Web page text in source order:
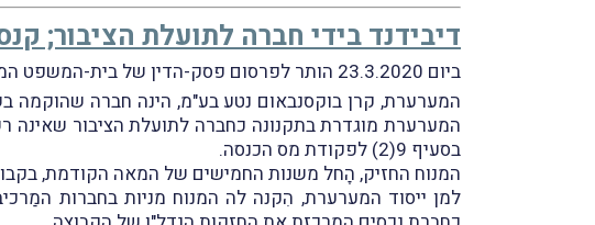
דיבידנד בידי חברה לתועלת הציבור;
ביום 23.3.2020 הותר לפרסום פסק-הדין של בית-המשפט המחוזי בירושלים בעניין
המערערת, קרן בוקסנבאום נטע בע"מ, הינה חברה שהוקמה בשנת 1971 על-ידי המנוח יוסף
המערערת מוגדרת בתקנונה כחברה לתועלת הציבור שאינה
בסעיף 9(2) לפקודת מס הכנסה.
המנוח החזיק, הָחל משנות החמישים של המאה הקודמת,
למן ייסוד המערערת, הִקנה לה המנוח מניות בחברות